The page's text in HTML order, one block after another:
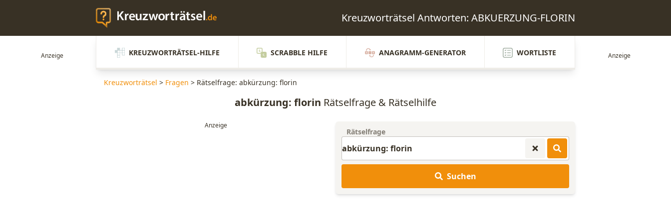
Kreuzworträtsel Antworten: ABKUERZUNG-FLORIN
KREUZWORTRÄTSEL-HILFE SCRABBLE HILFE ANAGRAMM-GENERATOR WORTLISTE
Kreuzworträtsel > Fragen > Rätselfrage: abkürzung: florin
abkürzung: florin Rätselfrage & Rätselhilfe
Rätselfrage
Suchen